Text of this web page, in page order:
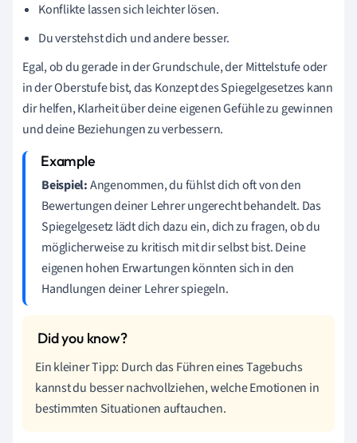
Konflikte lassen sich leichter lösen.
Du verstehst dich und andere besser.
Egal, ob du gerade in der Grundschule, der Mittelstufe oder
in der Oberstufe bist, das Konzept des Spiegelgesetzes kann
dir helfen, Klarheit über deine eigenen Gefühle zu gewinnen
und deine Beziehungen zu verbessern.
Beispiel:Angenommen, du fühlst dich oft von den
Bewertungen deiner Lehrer ungerecht behandelt. Das
Spiegelgesetz lädt dich dazu ein, dich zu fragen, ob du
möglicherweise zu kritisch mit dir selbst bist. Deine
eigenen hohen Erwartungen könnten sich in den
Handlungen deiner Lehrer spiegeln.
Ein kleiner Tipp: Durch das Führen eines Tagebuchs
kannst du besser nachvollziehen, welche Emotionen in
bestimmten Situationen auftauchen.